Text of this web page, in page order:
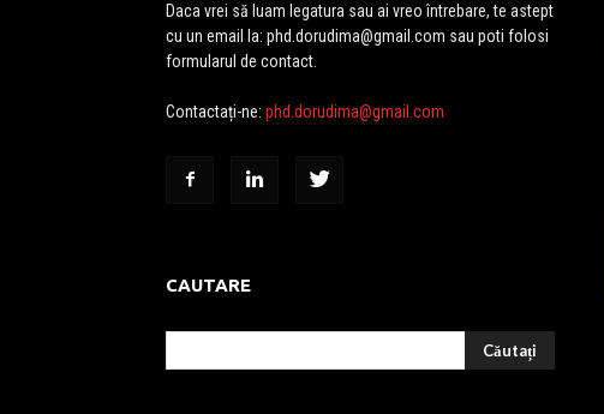
Daca vrei să luam legatura sau ai vreo întrebare, te astept
cu un email la: phd.dorudima@gmail.com sau poti folosi
formularul de contact.
Contactați-ne: phd.dorudima@gmail.com
CAUTARE